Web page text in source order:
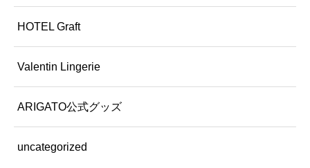
HOTEL Graft
Valentin Lingerie
ARIGATO公式グッズ
uncategorized